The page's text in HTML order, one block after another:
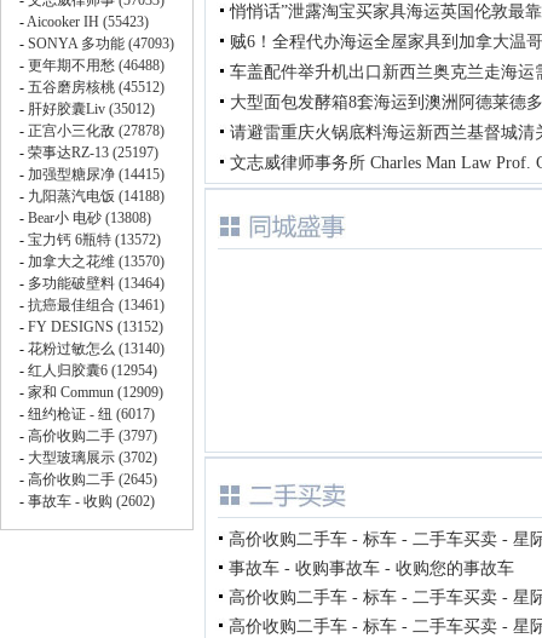
悄悄话”泄露淘宝买家具海运英国伦敦最
贼6！全程代办海运全屋家具到加拿大温
车盖配件举升机出口新西兰奥克兰走海
大型面包发酵箱8套海运到澳洲阿德莱德
请避雷重庆火锅底料海运新西兰基督城清
文志威律师事务所 Charles Man Law Prof.
高价收购二手车 - 标车 - 二手车买卖 - 星
事故车 - 收购事故车 - 收购您的事故车
高价收购二手车 - 标车 - 二手车买卖 - 星
高价收购二手车 - 标车 - 二手车买卖 - 星